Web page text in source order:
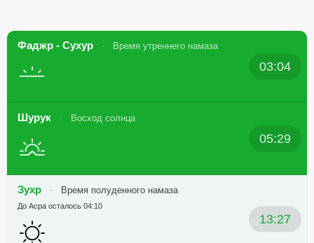
Фаджр - Сухур Время утреннего намаза
03:04
Шурук Восход солнца
05:29
Зухр Время полуденного намаза
13:27
До Асра осталось 04:10